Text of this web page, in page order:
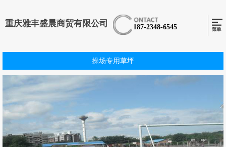
重庆雅丰盛晨商贸有限公司 187-2348-6545
操场专用草坪